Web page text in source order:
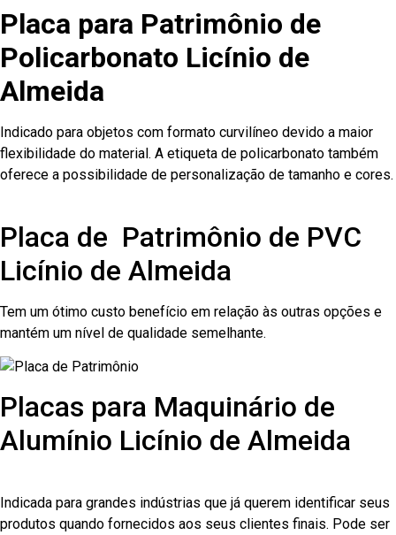
Placa para Patrimônio de
Policarbonato Licínio de
Almeida
Indicado para objetos com formato curvilíneo devido a maior
flexibilidade do material. A etiqueta de policarbonato também
oferece a possibilidade de personalização de tamanho e cores.
Placa de Patrimônio de PVC
Licínio de Almeida
Tem um ótimo custo benefício em relação às outras opções e
mantém um nível de qualidade semelhante.
Placas para Maquinário de
Alumínio Licínio de Almeida
Indicada para grandes indústrias que já querem identificar seus
produtos quando fornecidos aos seus clientes finais. Pode ser